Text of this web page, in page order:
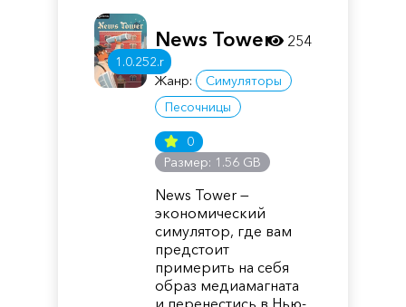
1.0.252.r
News Tower
Жанр:
Симуляторы
Песочницы
0
Размер: 1.56 GB
News Tower —
экономический
симулятор, где вам
предстоит
примерить на себя
образ медиамагната
и перенестись в Нью-
254